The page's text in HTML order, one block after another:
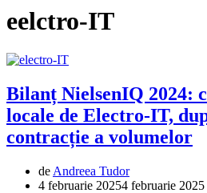
eelctro-IT
Bilanț NielsenIQ 2024:
locale de Electro-IT,
contracție a volumelor
de Andreea Tudor
4 februarie 20254 februarie 2025